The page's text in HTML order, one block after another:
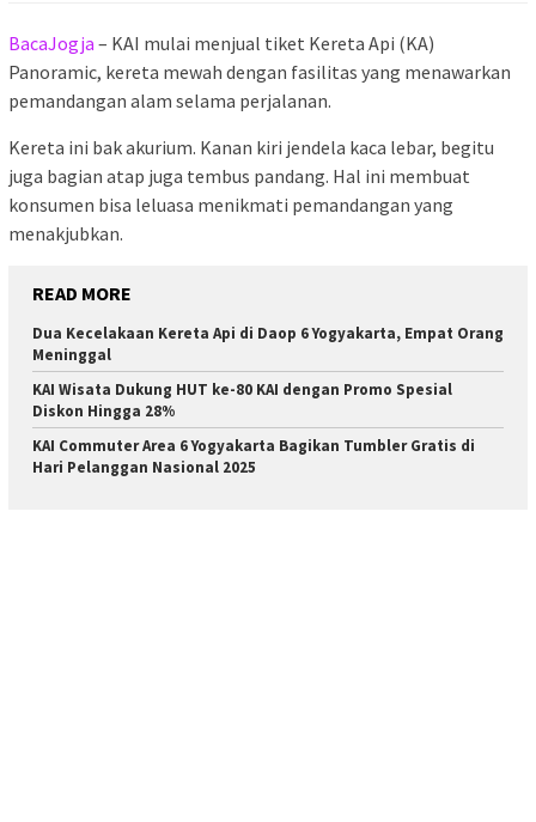
BacaJogja – KAI mulai menjual tiket Kereta Api (KA)
Panoramic, kereta mewah dengan fasilitas yang menawarkan
pemandangan alam selama perjalanan.
Kereta ini bak akurium. Kanan kiri jendela kaca lebar, begitu
juga bagian atap juga tembus pandang. Hal ini membuat
konsumen bisa leluasa menikmati pemandangan yang
menakjubkan.
READ MORE
Dua Kecelakaan Kereta Api di Daop 6 Yogyakarta, Empat Orang
Meninggal
KAI Wisata Dukung HUT ke-80 KAI dengan Promo Spesial
Diskon Hingga 28%
KAI Commuter Area 6 Yogyakarta Bagikan Tumbler Gratis di
Hari Pelanggan Nasional 2025